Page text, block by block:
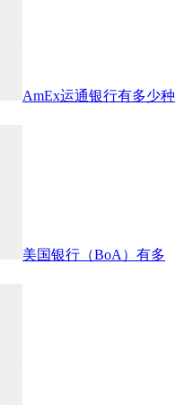
AmEx运通银行有多少种
美国银行（BoA）有多